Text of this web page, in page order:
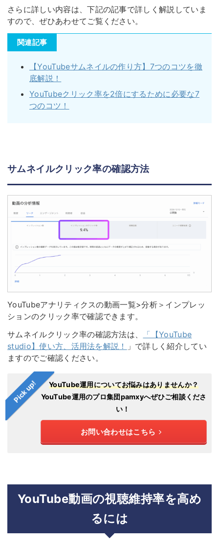
さらに詳しい内容は、下記の記事で詳しく解説していま
すので、ぜひあわせてご覧ください。
関連記事
【YouTubeサムネイルの作り方】7つのコツを徹
底解説！
YouTubeクリック率を2倍にするために必要な7
つのコツ！
サムネイルクリック率の確認方法
YouTubeアナリティクスの動画一覧>分析＞インプレッ
ションのクリック率で確認できます。
サムネイルクリック率の確認方法は、
「【YouTube
studio】使い方、活用法を解説！
」で詳しく紹介してい
ますのでご確認ください。
Pick up!
YouTube運用についてお悩みはありませんか？
YouTube運用のプロ集団pamxyへぜひご相談くださ
い！
お問い合わせはこちら
YouTube動画の視聴維持率を高め
るには